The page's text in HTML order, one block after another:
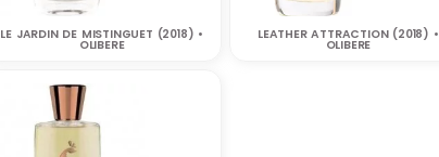
LE JARDIN DE MISTINGUET (2018) •
OLIBERE
LEATHER ATTRACTION (2018) •
OLIBERE